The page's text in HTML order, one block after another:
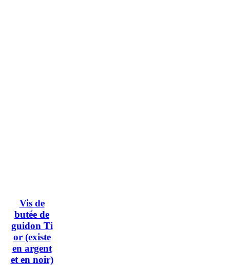
Vis de
butée de
guidon Ti
or (existe
en argent
et en noir)